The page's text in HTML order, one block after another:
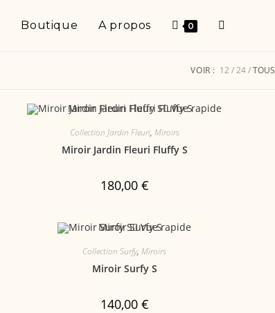
Boutique A propos 0
VOIR : 12 24 TOUS
Vue rapide
Collection Jardin Fleuri, Miroirs
Miroir Jardin Fleuri Fluffy S
180,00 €
Vue rapide
Collection Surfy,Miroirs
Miroir Surfy S
140,00 €